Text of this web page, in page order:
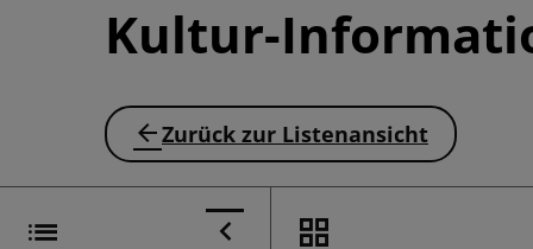
Kultur-
Zurück zur Listenansicht